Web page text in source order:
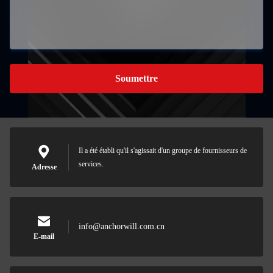
Soumettre
Adresse
Il a été établi qu'il s'agissait d'un groupe de fournisseurs de
services.
E-mail
info@anchorwill.com.cn